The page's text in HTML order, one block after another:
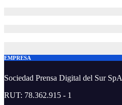
EMPRESA
Sociedad Prensa Digital del Sur SpA
RUT: 78.362.915 - 1